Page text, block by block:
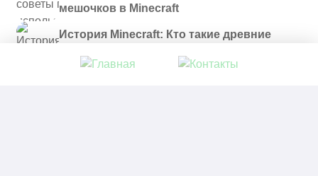
мешочков в Minecraft
История Minecraft: Кто такие древние